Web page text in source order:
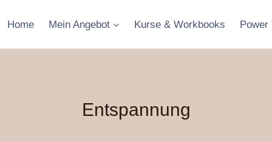
Home Mein Angebot Kurse & Workbooks Power
Entspannung